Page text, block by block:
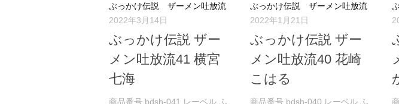
ぶっかけ伝説 ザーメン吐放流
2022年3月14日
ぶっかけ伝説 ザー
メン吐放流41 横宮
七海
商品番号 bdsh-041 レーベル ふ
ぶっかけ伝説 ザーメン吐放流
2022年1月21日
ぶっかけ伝説 ザー
メン吐放流40 花崎
こはる
商品番号 bdsh-040 レーベル ふ